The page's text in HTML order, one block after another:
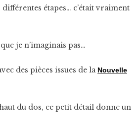
étapes… c’était vraiment
je n’imaginais pas…
des pièces issues de la Nouvelle
du dos, ce petit détail donne un